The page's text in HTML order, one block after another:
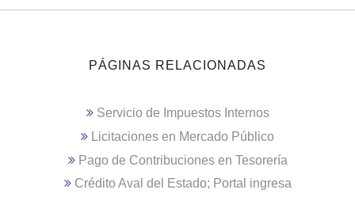
PÁGINAS RELACIONADAS
Servicio de Impuestos Internos
Licitaciones en Mercado Público
Pago de Contribuciones en Tesorería
Crédito Aval del Estado; Portal ingresa